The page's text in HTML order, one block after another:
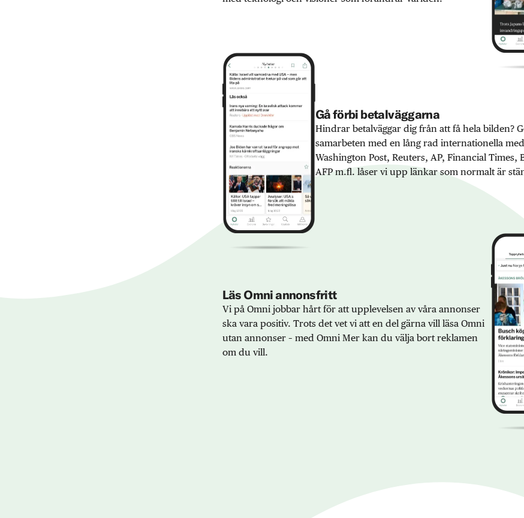
Gå förbi betalväggarna
Hindrar betalväggar dig från att få hela bilden?
samarbeten med en lång rad internationella
Washington Post, Reuters, AP, Financial Times,
AFP m.fl. låser vi upp länkar som normalt är
Läs Omni annonsfritt
Vi på Omni jobbar hårt för att upplevelsen av våra annonser
ska vara positiv. Trots det vet vi att en del gärna vill läsa Omni
utan annonser – med Omni Mer kan du välja bort reklamen
om du vill.